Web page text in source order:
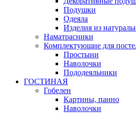
Подушки
Одеяла
Изделия из
Наматраcники
Комплектующие для
Простыни
Наволочки
Пододеяльники
ГОСТИНАЯ
Гобелен
Картины, панно
Наволочки